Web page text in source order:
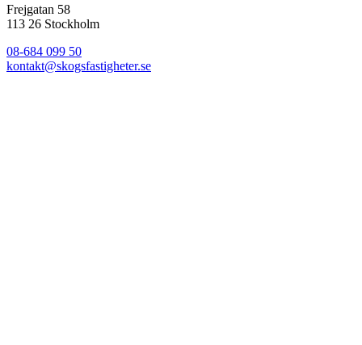
Frejgatan 58
113 26 Stockholm
08-684 099 50
kontakt@skogsfastigheter.se